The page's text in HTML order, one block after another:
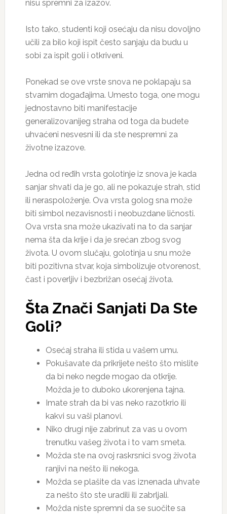
nisu spremni za izazov.
Isto tako, studenti koji osećaju da nisu dovoljno
učili za bilo koji ispit često sanjaju da budu u
sobi za ispit goli i otkriveni.
Ponekad se ove vrste snova ne poklapaju sa
stvarnim događajima. Umesto toga, one mogu
jednostavno biti manifestacije
generalizovanijeg straha od toga da budete
uhvaćeni nesvesni ili da ste nespremni za
životne izazove.
Jedna od ređih vrsta golotinje iz snova je kada
sanjar shvati da je go, ali ne pokazuje strah, stid
ili neraspoloženje. Ova vrsta golog sna može
biti simbol nezavisnosti i neobuzdane ličnosti.
Ova vrsta sna može ukazivati na to da sanjar
nema šta da krije i da je srećan zbog svog
života. U ovom slučaju, golotinja u snu može
biti pozitivna stvar, koja simbolizuje otvorenost,
čast i poverljiv i bezbrižan osećaj života.
Šta Znači Sanjati Da Ste
Goli?
Osećaj straha ili stida u vašem umu.
Pokušavate da prikrijete nešto što mislite
da bi neko negde mogao da otkrije.
Možda je to duboko ukorenjena tajna.
Imate strah da bi vas neko razotkrio ili
kakvi su vaši planovi.
Niko drugi nije zabrinut za vas u ovom
trenutku vašeg života i to vam smeta.
Možda ste na ovoj raskrsnici svog života
ranjivi na nešto ili nekoga.
Možda se plašite da vas iznenada uhvate
za nešto što ste uradili ili zabrljali.
Možda niste spremni da se suočite sa